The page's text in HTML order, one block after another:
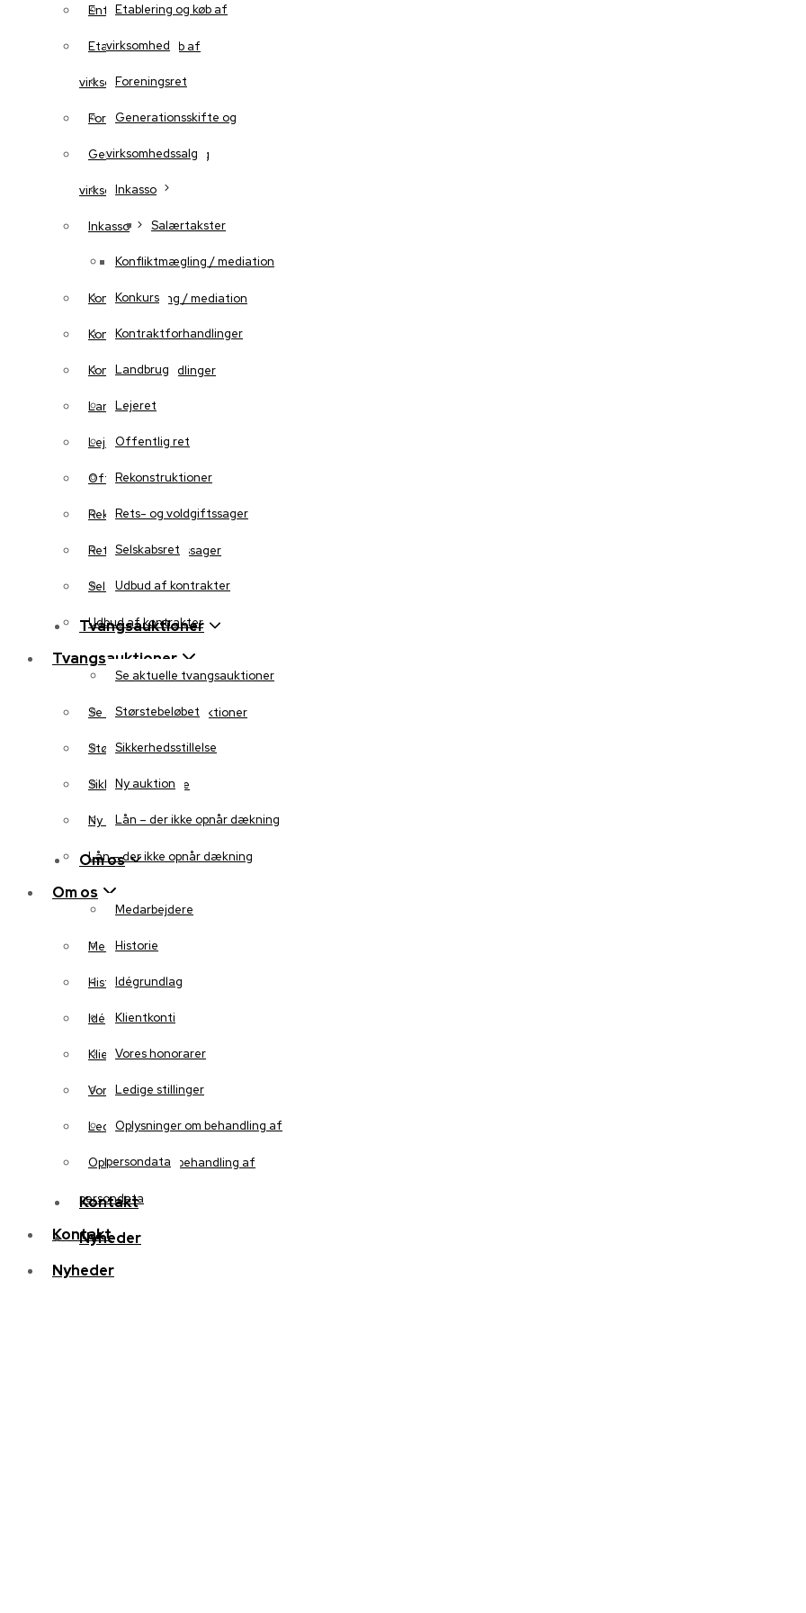
Etablering og køb af
virksomhed
Foreningsret
Generationsskifte og
virksomhedssalg
Inkasso
Salærtakster
Konfliktmægling / mediation
Konkurs
Kontraktforhandlinger
Landbrug
Lejeret
Offentlig ret
Rekonstruktioner
Rets- og voldgiftssager
Selskabsret
Udbud af kontrakter
Tvangsauktioner
Se aktuelle tvangsauktioner
Størstebeløbet
Sikkerhedsstillelse
Ny auktion
Lån – der ikke opnår dækning
Om os
Medarbejdere
Historie
Idégrundlag
Klientkonti
Vores honorarer
Ledige stillinger
Oplysninger om behandling af
persondata
Kontakt
Nyheder
Entrepriseret
Etablering og køb af
virksomhed
Foreningsret
Generationsskifte og
virksomhedssalg
Inkasso
Salærtakster
Konfliktmægling / mediation
Konkurs
Kontraktforhandlinger
Landbrug
Lejeret
Offentlig ret
Rekonstruktioner
Rets- og voldgiftssager
Selskabsret
Udbud af kontrakter
Tvangsauktioner
Se aktuelle tvangsauktioner
Størstebeløbet
Sikkerhedsstillelse
Ny auktion
Lån – der ikke opnår dækning
Om os
Medarbejdere
Historie
Idégrundlag
Klientkonti
Vores honorarer
Ledige stillinger
Oplysninger om behandling af
persondata
Kontakt
Nyheder